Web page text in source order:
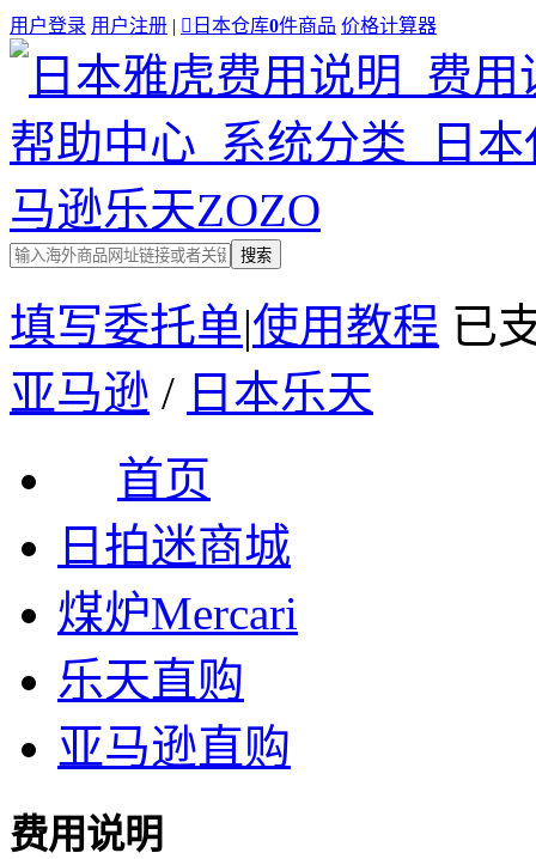
用户登录 用户注册 |  日本仓库0件商品 价格计算器
搜索
填写委托单|使用教程 已
亚马逊 / 日本乐天
首页
日拍迷商城
煤炉Mercari
乐天直购
亚马逊直购
费用说明